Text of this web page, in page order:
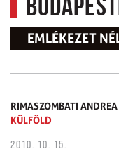
EMLÉKEZET
RIMASZOMBATI ANDREA
KÜLFÖLD
2010. 10. 15.